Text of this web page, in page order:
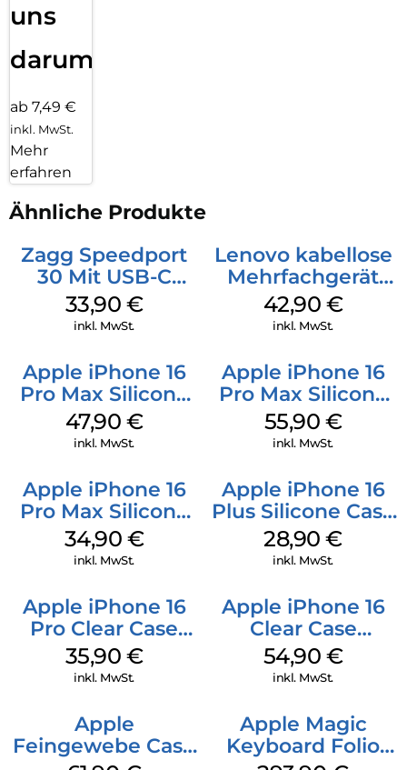
uns
darum!
ab 7,49 €
inkl. MwSt.
Mehr
erfahren
Ähnliche Produkte
Zagg Speedport
30 Mit USB-C
Kabel Weiß
33,90 €
inkl. MwSt.
Lenovo kabellose
Mehrfachgerät
Luna Grey
42,90 €
inkl. MwSt.
Apple iPhone 16
Pro Max Silicone
Case MagSafe
Black
47,90 €
inkl. MwSt.
Apple iPhone 16
Pro Max Silicone
Case MagSafe
Stone Gray
55,90 €
inkl. MwSt.
Apple iPhone 16
Pro Max Silicone
Case MagSafe
Denim
34,90 €
inkl. MwSt.
Apple iPhone 16
Plus Silicone Case
MagSafe Black
28,90€
inkl. MwSt.
Apple iPhone 16
Pro Clear Case
MagSafe
Transparent
35,90 €
inkl. MwSt.
Apple iPhone 16
Clear Case
MagSafe
Transparent
54,90 €
inkl. MwSt.
Apple
Feingewebe Case
Apple Magic
Keyboard Folio